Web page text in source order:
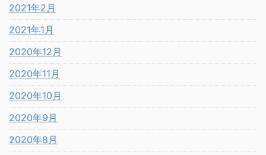
2021年2月
2021年1月
2020年12月
2020年11月
2020年10月
2020年9月
2020年8月